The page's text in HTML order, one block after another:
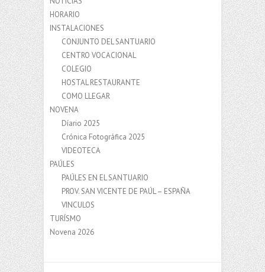
HORARIO
INSTALACIONES
CONJUNTO DEL SANTUARIO
CENTRO VOCACIONAL
COLEGIO
HOSTAL RESTAURANTE
COMO LLEGAR
NOVENA
Díario 2025
Crónica Fotográfica 2025
VIDEOTECA
PAÚLES
PAÚLES EN EL SANTUARIO
PROV. SAN VICENTE DE PAÚL – ESPAÑA
VINCULOS
TURÍSMO
Novena 2026